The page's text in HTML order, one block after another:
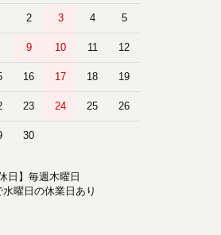
2 3 4 5
9 10 11 12
16 17 18 19
23 24 25 26
30
日】毎週木曜日
曜日の休業日あり